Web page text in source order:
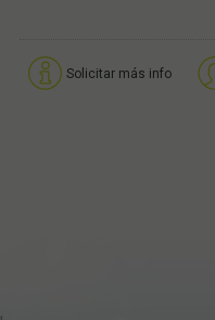
Solicitar más info